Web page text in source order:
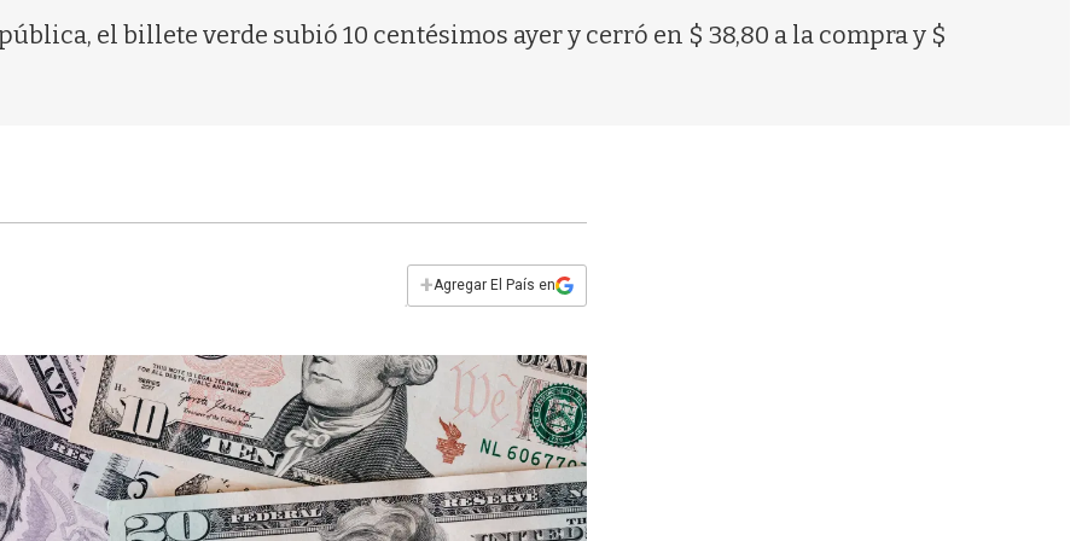
el billete verde subió 10 centésimos ayer y cerró en $ 38,80 a la compra y $
+Agregar El País en